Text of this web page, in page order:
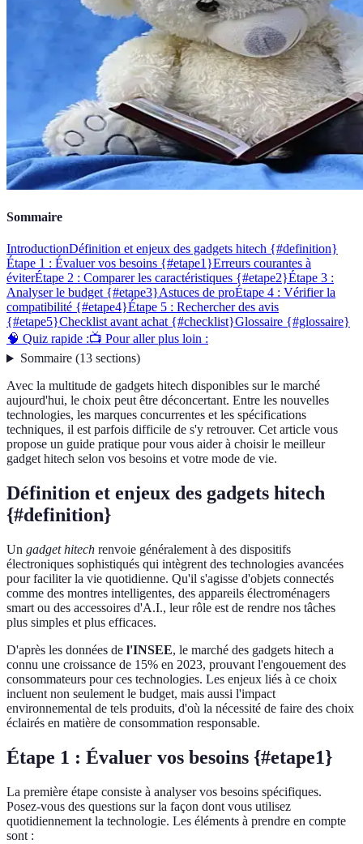
Sommaire
IntroductionDéfinition et enjeux des gadgets hitech {#definition}
Étape 1 : Évaluer vos besoins {#etape1}Erreurs courantes à
éviterÉtape 2 : Comparer les caractéristiques {#etape2}Étape 3 :
Analyser le budget {#etape3}Astuces de proÉtape 4 : Vérifier la
compatibilité {#etape4}Étape 5 : Rechercher des avis
{#etape5}Checklist avant achat {#checklist}Glossaire {#glossaire}
🧠 Quiz rapide :📺 Pour aller plus loin :
Sommaire(13 sections)
Avec la multitude de gadgets hitech disponibles sur le marché
aujourd'hui, le choix peut être déconcertant. Entre les nouvelles
technologies, les marques concurrentes et les spécifications
techniques, il est parfois difficile de s'y retrouver. Cet article vous
propose un guide pratique pour vous aider à choisir le meilleur
gadget hitech selon vos besoins et votre mode de vie.
Définition et enjeux des gadgets hitech
{#definition}
Un gadget hitech renvoie généralement à des dispositifs
électroniques sophistiqués qui intègrent des technologies avancées
pour faciliter la vie quotidienne. Qu'il s'agisse d'objets connectés
comme des montres intelligentes, des appareils électroménagers
smart ou des accessoires d'A.I., leur rôle est de rendre nos tâches
plus simples et plus efficaces.
D'après les données de l'INSEE, le marché des gadgets hitech a
connu une croissance de 15% en 2023, prouvant l'engouement des
consommateurs pour ces technologies. Les enjeux liés à ce choix
incluent non seulement le budget, mais aussi l'impact
environnemental de tels produits, d'où la nécessité de faire des choix
éclairés en matière de consommation responsable.
Étape 1 : Évaluer vos besoins {#etape1}
La première étape consiste à analyser vos besoins spécifiques.
Posez-vous des questions sur la façon dont vous utilisez
quotidiennement la technologie. Les éléments à prendre en compte
sont :